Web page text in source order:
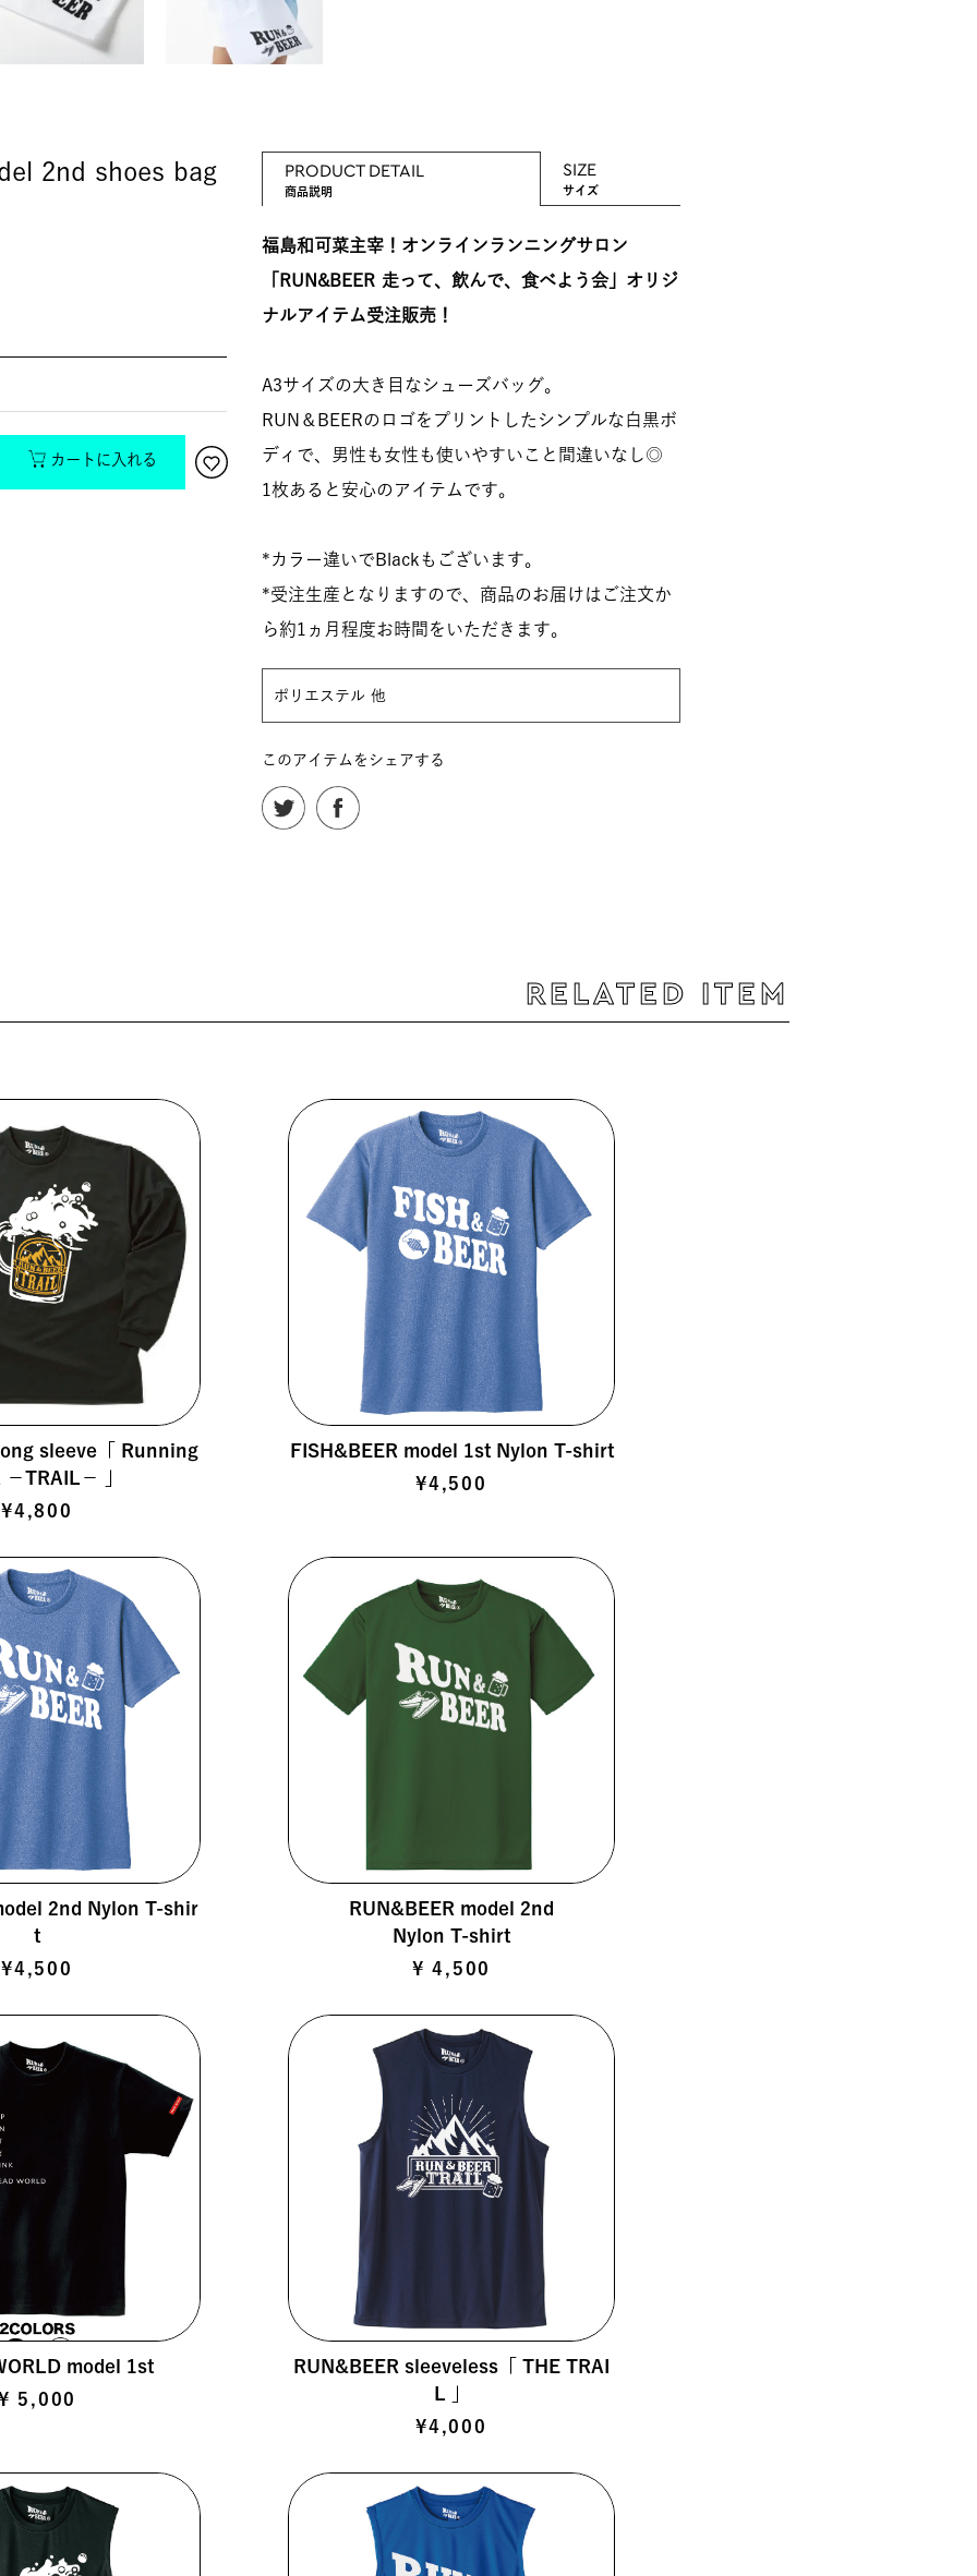
2nd shoes bag
カートに入れる
PRODUCT DETAIL
商品説明
SIZE
サイズ
福島和可菜主宰！オンラインランニングサロン
「RUN&BEER 走って、飲んで、食べよう会」オリジ
ナルアイテム受注販売！
A3サイズの大き目なシューズバッグ。
RUN＆BEERのロゴをプリントしたシンプルな白黒ボ
ディで、男性も女性も使いやすいこと間違いなし◎
1枚あると安心のアイテムです。
*カラー違いでBlackもございます。
*受注生産となりますので、商品のお届けはご注文か
ら約1ヵ月程度お時間をいただきます。
ポリエステル 他
このアイテムをシェアする
RELATED ITEM
sleeve「 Running
－TRAIL－ 」
¥4,800
FISH&BEER model 1st Nylon T-shirt
¥4,500
2nd Nylon T-shir
t
¥4,500
RUN&BEER model 2nd
Nylon T-shirt
¥ 4,500
model 1st
5,000
RUN&BEER sleeveless「 THE TRAI
¥4,000